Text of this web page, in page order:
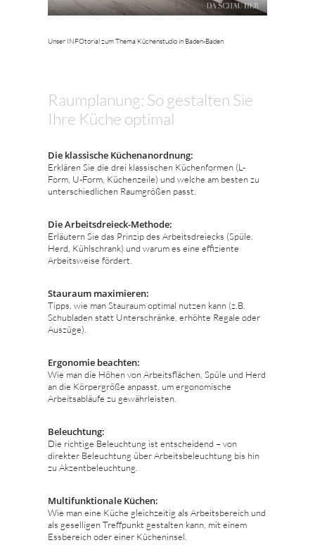
Unser INFOtorial zum Thema Küchenstudio in Baden-Baden
Raumplanung: So gestalten Sie
Ihre Küche optimal
Die klassische Küchenanordnung:
Erklären Sie die drei klassischen Küchenformen (L-
Form, U-Form, Küchenzeile) und welche am besten zu
unterschiedlichen Raumgrößen passt.
Die Arbeitsdreieck-Methode:
Erläutern Sie das Prinzip des Arbeitsdreiecks (Spüle,
Herd, Kühlschrank) und warum es eine effiziente
Arbeitsweise fördert.
Stauraum maximieren:
Tipps, wie man Stauraum optimal nutzen kann (z.B.
Schubladen statt Unterschränke, erhöhte Regale oder
Auszüge).
Ergonomie beachten:
Wie man die Höhen von Arbeitsflächen, Spüle und Herd
an die Körpergröße anpasst, um ergonomische
Arbeitsabläufe zu gewährleisten.
Beleuchtung:
Die richtige Beleuchtung ist entscheidend – von
direkter Beleuchtung über Arbeitsbeleuchtung bis hin
zu Akzentbeleuchtung.
Multifunktionale Küchen:
Wie man eine Küche gleichzeitig als Arbeitsbereich und
als geselligen Treffpunkt gestalten kann, mit einem
Essbereich oder einer Kücheninsel.